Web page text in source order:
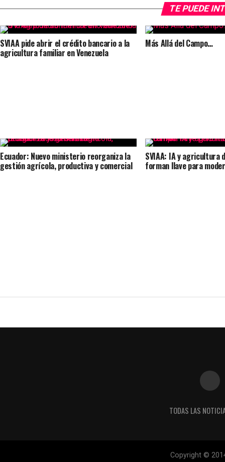
TE PUEDE
SVIAA pide abrir el crédito bancario a la
agricultura familiar en Venezuela
Más Allá del Campo…
Ecuador: Nuevo ministerio reorganiza la
gestión agrícola, productiva y comercial
SVIAA: IA y agricultura
forman llave para
TODAS LAS
Copyright ©